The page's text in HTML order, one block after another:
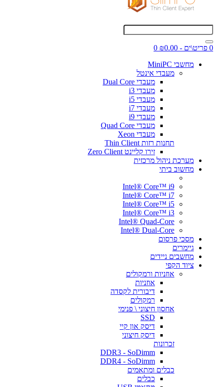
0 פריט\ים - ₪0.00
0
מחשבי MiniPC
מעבדי אינטל
מעבדי Dual Core
מעבדי i3
מעבדי i5
מעבדי i7
מעבדי i9
מעבדי Quad Core
מעבדי Xeon
תחנות רזות Thin Client
זירו קליינט Zero Client
מערכת ניהול מרכזית
מחשוב ביתי
Intel® Core™ i9
Intel® Core™ i7
Intel® Core™ i5
Intel® Core™ i3
Intel® Quad-Core
Intel® Dual-Core
מסכי פרסום
גיימרים
מחשבים ניידים
ציוד הקפי
אוזניות ורמקולים
אוזניות
דיבורית לקסדה
רמקולים
אחסון חיצוני \ פנימי
SSD
דיסק און קיי
דיסק חיצוני
זכרונות
DDR3 - SoDimm
DDR4 - SoDimm
כבלים ומתאמים
כבלים